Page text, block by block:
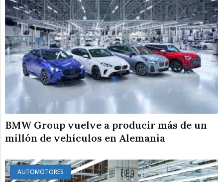
BMW Group vuelve a producir más de un
millón de vehículos en Alemania
AUTOMOTORES